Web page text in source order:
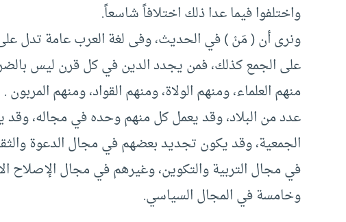
واختلفوا فيما عدا ذلك اختلافاً شاسعاً.
ونرى أن ( مَنْ ) في الحديث، وفى لغة العرب عامة تدل
على الجمع كذلك، فمن يجدد الدين في كل قرن ليس
منهم العلماء، ومنهم الولاة، ومنهم القواد، ومنهم
عدد من البلاد، وقد يعمل كل منهم وحده في مجاله، وقد
الجمعية، وقد يكون تجديد بعضهم في مجال الدعوة
في مجال التربية والتكوين، وغيرهم في مجال الإصلاح
وخامسة في المجال السياسي.